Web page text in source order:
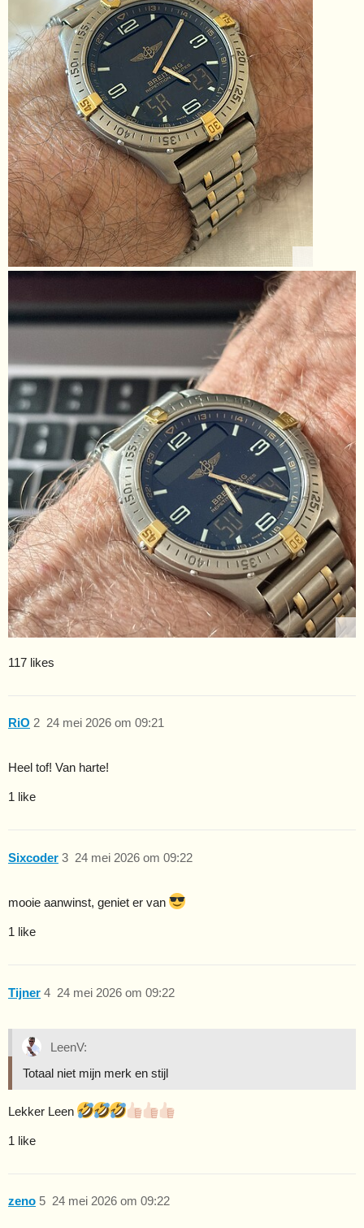
117 likes
RiO 24 mei 2026 om 09:21
2
Heel tof! Van harte!
1 like
Sixcoder 24 mei 2026 om 09:22
3
mooie aanwinst, geniet er van
1 like
Tijner 24 mei 2026 om 09:22
4
LeenV:
Totaal niet mijn merk en stijl
Lekker Leen
1 like
zeno 24 mei 2026 om 09:22
5